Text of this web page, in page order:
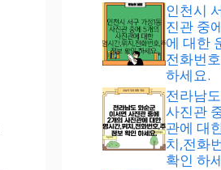
인천시
진관 중
에 대한
전화번
하세요.
전라남
사진관
관에 대
치,전화
확인 하